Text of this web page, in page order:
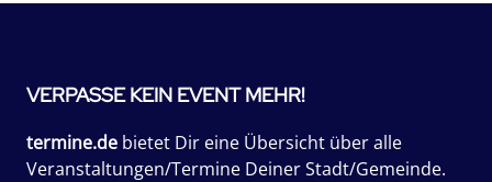
VERPASSE KEIN EVENT MEHR!
termine.de bietet Dir eine Übersicht über alle
Veranstaltungen/Termine Deiner Stadt/Gemeinde.